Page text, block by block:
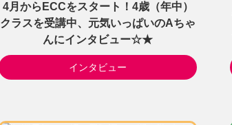
4月からECCをスタート！4歳（年中）
クラスを受講中、元気いっぱいのAちゃ
んにインタビュー☆★
インタビュー